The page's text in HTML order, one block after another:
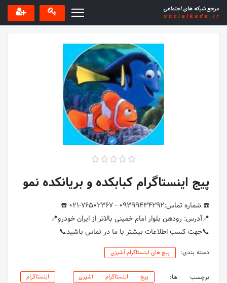
پیج اینستاگرام کبابکده و بریانکده نمو
📞جهت کسب اطلاعات بیشتر با ما در تماس باشید📞
دسته بندی: پیج های اینستاگرام آشپزی
برچسب ها: پیج اینستاگرام آشپزی اینستاگرام